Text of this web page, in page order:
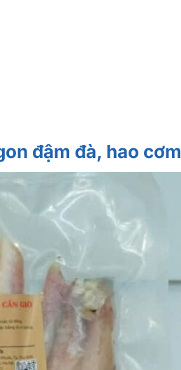
đậm đà, hao cơm